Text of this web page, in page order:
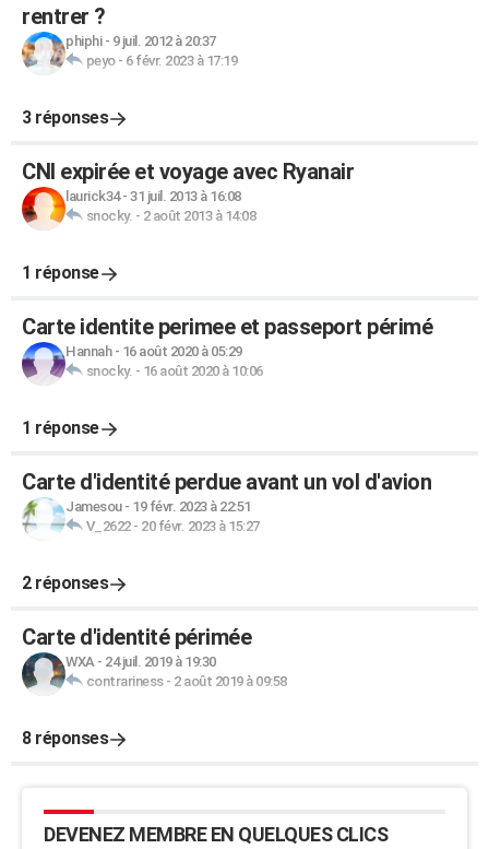
rentrer ?
phiphi- 9 juil. 2012 à 20:37
peyo- 6 févr. 2023 à 17:19
3 réponses
CNI expirée et voyage avec Ryanair
laurick34- 31 juil. 2013 à 16:08
snocky. - 2 août 2013 à 14:08
1 réponse
Carte identite perimee et passeport périmé
Hannah- 16 août 2020 à 05:29
snocky. - 16 août 2020 à 10:06
1 réponse
Carte d'identité perdue avant un vol d'avion
Jamesou- 19 févr. 2023 à 22:51
V_2622- 20 févr. 2023 à 15:27
2 réponses
Carte d'identité périmée
WXA- 24 juil. 2019 à 19:30
contrariness- 2 août 2019 à 09:58
8 réponses
DEVENEZ MEMBRE EN QUELQUES CLICS